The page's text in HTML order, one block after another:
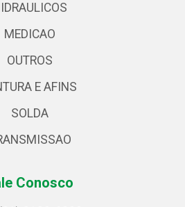
MEDICAO
OUTROS
E AFINS
SOLDA
Conosco